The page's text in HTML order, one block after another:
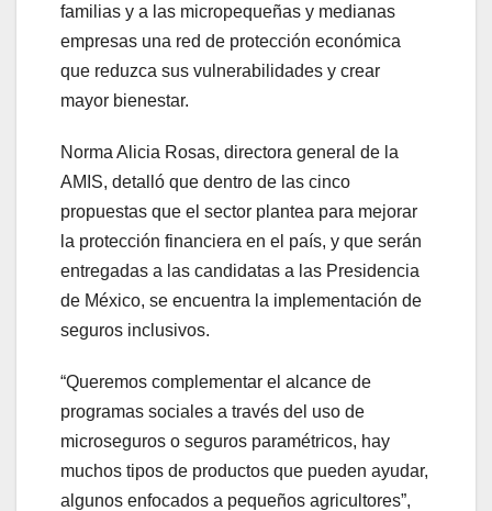
familias y a las micropequeñas y medianas
empresas una red de protección económica
que reduzca sus vulnerabilidades y crear
mayor bienestar.
Norma Alicia Rosas, directora general de la
AMIS, detalló que dentro de las cinco
propuestas que el sector plantea para mejorar
la protección financiera en el país, y que serán
entregadas a las candidatas a las Presidencia
de México, se encuentra la implementación de
seguros inclusivos.
“Queremos complementar el alcance de
programas sociales a través del uso de
microseguros o seguros paramétricos, hay
muchos tipos de productos que pueden ayudar,
algunos enfocados a pequeños agricultores”,